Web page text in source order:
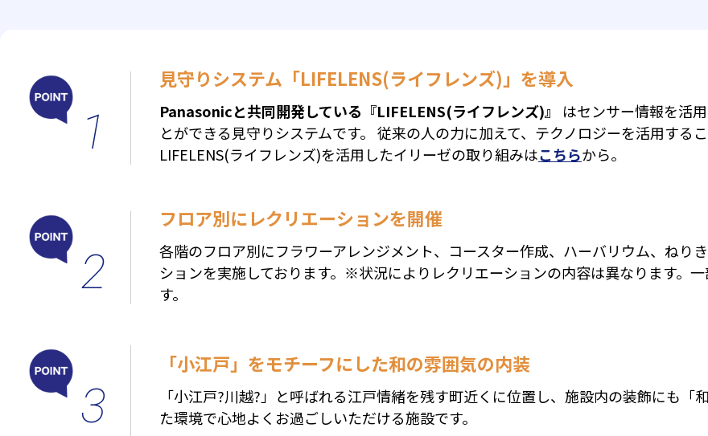
1
見守りシステム「LIFELENS(ライフレンズ)」を導入
Panasonicと共同開発している『LIFELENS(ライフレンズ)』
はセンサー情報を活
とができる見守りシステムです。 従来の人の力に加えて、テクノロジーを活用する
LIFELENS(ライフレンズ)を活用したイリーゼの取り組みはこちらから。
2
フロア別にレクリエーションを開催
各階のフロア別にフラワーアレンジメント、コースター作成、ハーバリウム、ねり
ションを実施しております。※状況によりレクリエーションの内容は異なります。
す。
3
「小江戸」をモチーフにした和の雰囲気の内装
「小江戸?川越?」と呼ばれる江戸情緒を残す町近くに位置し、施設内の装飾にも「
た環境で心地よくお過ごしいただける施設です。